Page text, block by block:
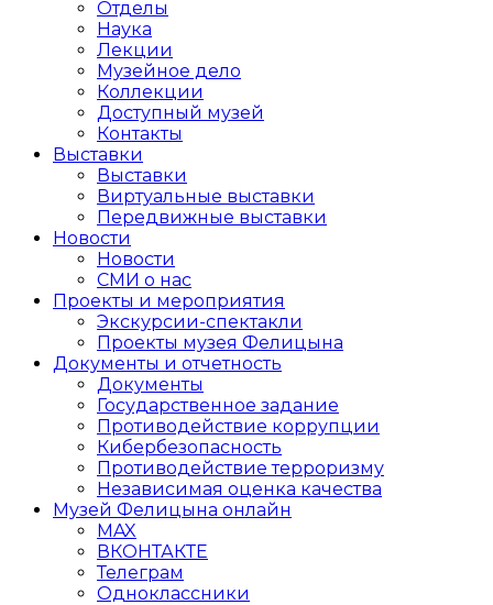
Отделы
Наука
Лекции
Музейное дело
Коллекции
Доступный музей
Контакты
Выставки
Выставки
Виртуальные выставки
Передвижные выставки
Новости
Новости
СМИ о нас
Проекты и мероприятия
Экскурсии-спектакли
Проекты музея Фелицына
Документы и отчетность
Документы
Государственное задание
Противодействие коррупции
Кибер­безопасность
Противодействие терроризму
Независимая оценка качества
Музей Фелицына онлайн
MAX
ВКОНТАКТЕ
Телеграм
Одноклассники